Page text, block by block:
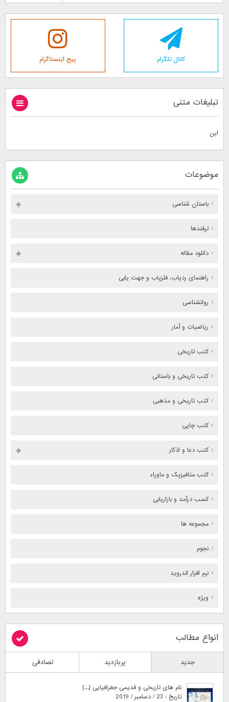
کانال تلگرام پیج اینستاگرام
تبلیغات متنی
این
موضوعات
باستان شناسی
ترفندها
دانلود مقاله
راهنمای ردیاب، فلزیاب و جهت یابی
روانشناسی
ریاضیات و آمار
کتب تاریخی
کتب تاریخی و باستانی
کتب تاریخی و مذهبی
کتب چاپی
کتب دعا و اذکار
کتب متافیزیک و ماوراء
کسب درآمد و بازاریابی
مجموعه ها
نجوم
نرم افزار اندروید
ویژه
انواع مطالب
جدید پربازدید تصادفی
نام های تاریخی و قدیمی جغرافیایی [...]
تاریخ : 23 / دسامبر / 2019